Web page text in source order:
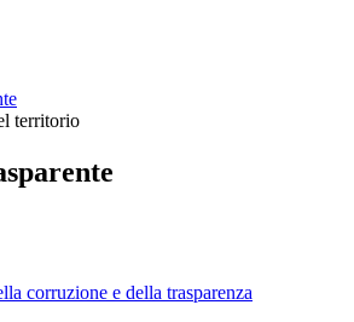
territorio
corruzione e della trasparenza